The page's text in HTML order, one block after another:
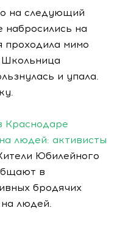
на следующий
на
проходила мимо
Школьница
и упала.
Краснодаре
людей: активисты
Юбилейного
в
бродячих
людей.